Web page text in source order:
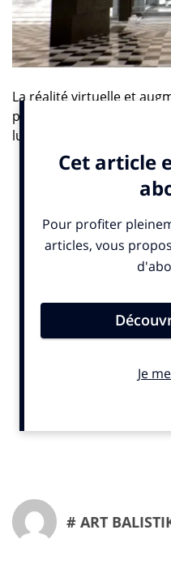
La réalité virtuelle et
perspectives ludiques et
luxe.
Réalité virtuelle et
vit une période
effet, l’avenir que
toutes ses nuances
prometteur pour le
marques, interactivité
tout avec des moyens
dans la réalisation que
pour vivre ces moments
suivre son iconique
Google, qui a rendu
Council par le biais d’une
# ART